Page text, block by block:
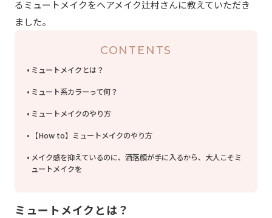
るミュートメイクをヘアメイク辻村さんに教えていただき
ました。
CONTENTS
ミュートメイクとは？
ミュート系カラーって何？
ミュートメイクのやり方
【How to】ミュートメイクのやり方
メイク感を抑えているのに、洒落顔が手に入るから、大人こそミ
ュートメイクを
ミュートメイクとは？